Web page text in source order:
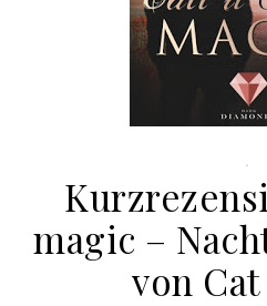
.
magic –
von